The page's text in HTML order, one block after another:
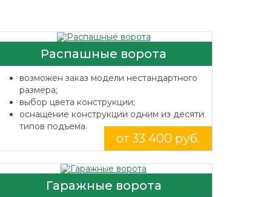
Распашные ворота
возможен заказ модели нестандартного
размера;
выбор цвета конструкции;
оснащение конструкции одним из десяти
типов подъема.
от 33 400 руб.
Гаражные ворота